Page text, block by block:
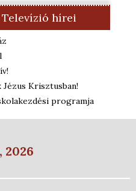
Televízió hírei
Krisztusban!
programja
2026